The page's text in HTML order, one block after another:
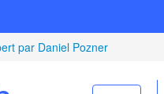
par Daniel Pozner